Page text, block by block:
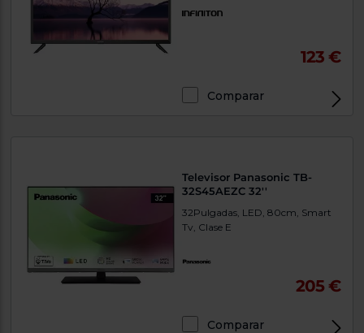
123 €
Comparar
Televisor Panasonic TB-
32S45AEZC 32''
32Pulgadas, LED, 80cm, Smart
Tv, Clase E
205 €
Comparar